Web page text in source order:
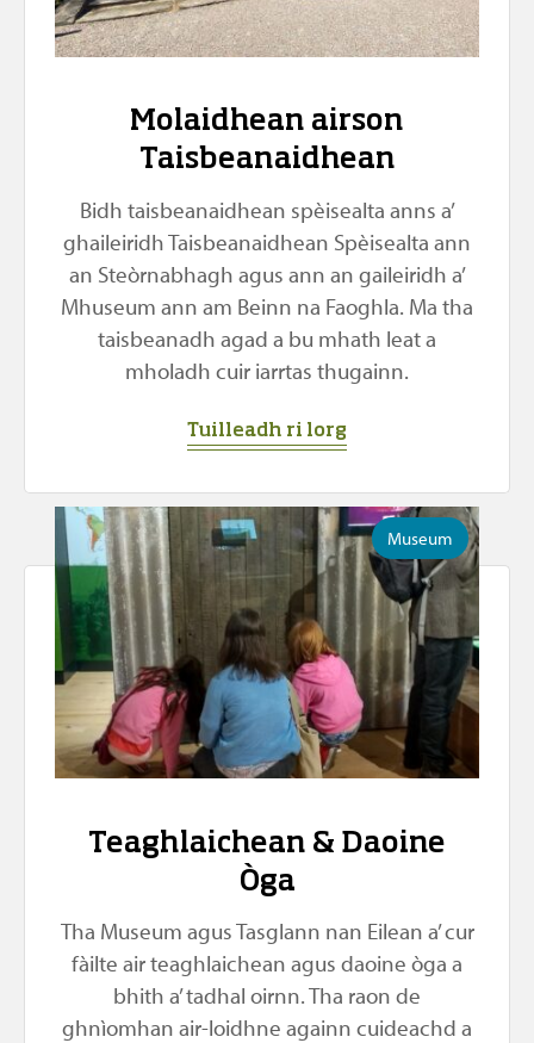
Molaidhean airson
Taisbeanaidhean
Bidh taisbeanaidhean spèisealta anns a’
ghaileiridh Taisbeanaidhean Spèisealta ann
an Steòrnabhagh agus ann an gaileiridh a’
Mhuseum ann am Beinn na Faoghla. Ma tha
taisbeanadh agad a bu mhath leat a
mholadh cuir iarrtas thugainn.
Tuilleadh ri lorg
Museum
Teaghlaichean & Daoine
Òga
Tha Museum agus Tasglann nan Eilean a’ cur
fàilte air teaghlaichean agus daoine òga a
bhith a’ tadhal oirnn. Tha raon de
ghnìomhan air-loidhne againn cuideachd a